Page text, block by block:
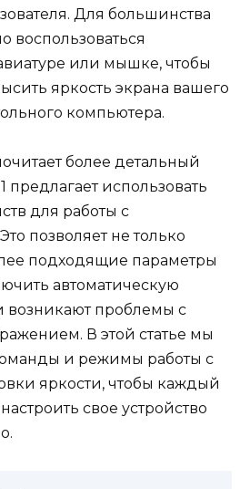
Для большинства
воспользоваться
или мышке, чтобы
яркость экрана вашего
компьютера.
более детальный
предлагает использовать
для работы с
позволяет не только
подходящие параметры
автоматическую
возникают проблемы с
В этой статье мы
и режимы работы с
яркости, чтобы каждый
свое устройство